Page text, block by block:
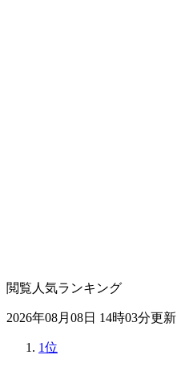
閲覧人気ランキング
2026年08月08日 14時03分更新
1位